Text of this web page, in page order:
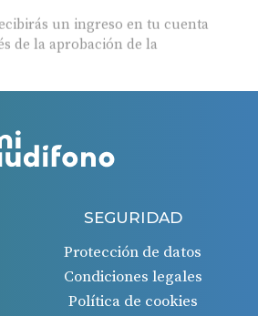
un ingreso en tu cuenta
de la aprobación de la
SEGURIDAD
Protección de datos
Condiciones legales
Política de cookies